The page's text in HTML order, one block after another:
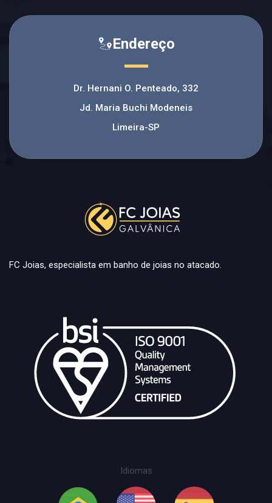
Endereço
Dr. Hernani O. Penteado, 332
Jd. Maria Buchi Modeneis
Limeira-SP
FC Joias, especialista em banho de joias no atacado.
Idiomas